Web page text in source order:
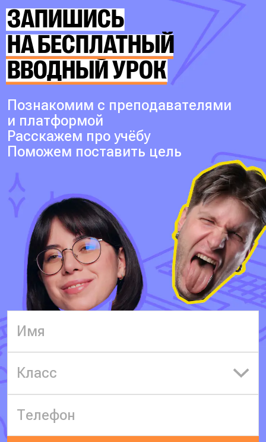
ЗАПИШИСЬ
НА БЕСПЛАТНЫЙ
ВВОДНЫЙ УРОК
Познакомим с преподавателями
и платформой
Расскажем про учёбу
Поможем поставить цель
Класс